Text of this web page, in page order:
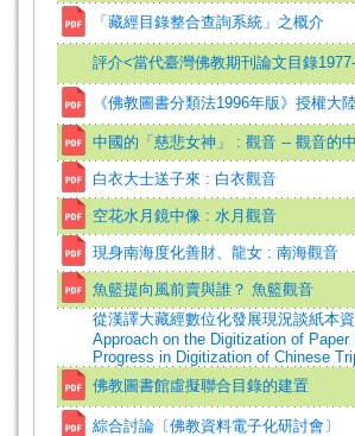
「藏經目錄整合查詢系統」之概介
評介<當代臺灣佛教期刊論文目錄
《佛教圖書分類法1996年版》授權大
中國的「慈悲女神」 : 觀音 -- 觀音的
白衣大士送子來 : 白衣觀音
空花水月鏡中像 : 水月觀音
現身南海度化善財、龍女 : 南海觀音
魚籃提向風前賣與誰？ 魚籃觀音
從漢譯大藏經數位化發展現況談紙本
Approach on the Digitization of
Progress in Digitization of Chinese
佛教圖書館虛擬聯合目錄的建置
綜合討論〔佛教資料電子化研討會〕